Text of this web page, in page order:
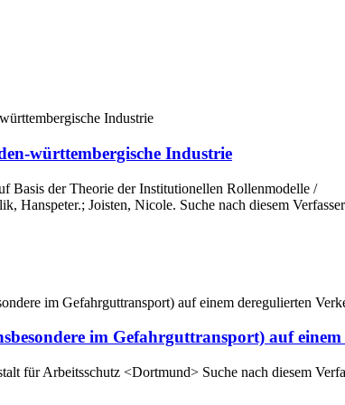
württembergische Industrie
Basis der Theorie der Institutionellen Rollenmodelle /
Hanspeter.; Joisten, Nicole. Suche nach diesem Verfasser
im Gefahrguttransport) auf
für Arbeitsschutz <Dortmund> Suche nach diesem